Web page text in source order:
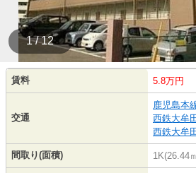
1 / 12
賃料 5.8万円
交通
鹿児島本
西鉄大牟
西鉄大牟
間取り(面積) 1K(26.44